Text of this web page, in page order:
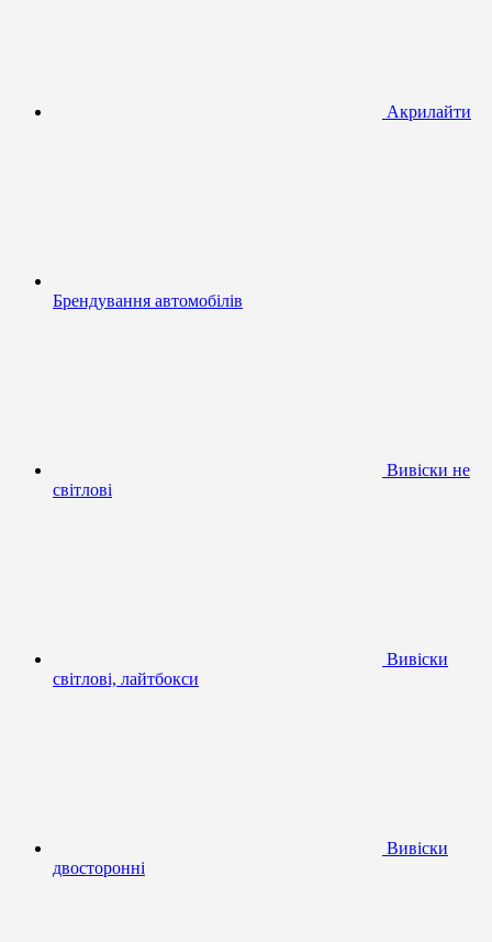
Акрилайти
Брендування автомобілів
Вивіски не
світлові
Вивіски
світлові, лайтбокси
Вивіски
двосторонні